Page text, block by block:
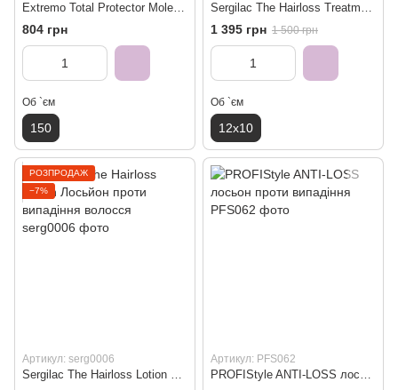
Extremo Total Protector Molecular Plex Spray 4 Лосьйон активований під час нагрівання
804 грн
Об `єм
150
Sergilac The Hairloss Treatment Ампули проти випадіння волосся 12х10 мл
1 395 грн 1 500 грн
Об `єм
12x10
РОЗПРОДАЖ
−7%
Артикул: serg0006 Артикул: PFS062